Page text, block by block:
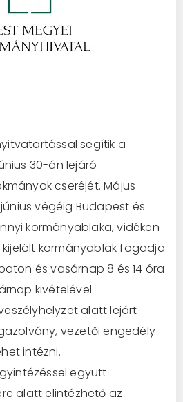
segítik a
30-án lejáró
cseréjét. Május
végéig Budapest és
kormányablaka, vidéken
kormányablak fogadja
és vasárnap 8 és 14 óra
kivételével.
alatt lejárt
vezetői engedély
intézni.
együtt
alatt elintézhető az